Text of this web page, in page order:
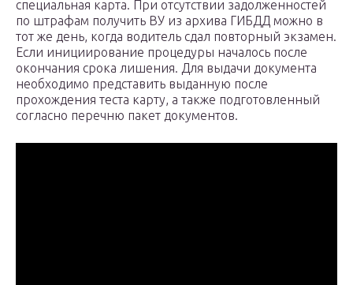
специальная карта. При отсутствии задолженностей
по штрафам получить ВУ из архива ГИБДД можно в
тот же день, когда водитель сдал повторный экзамен.
Если инициирование процедуры началось после
окончания срока лишения. Для выдачи документа
необходимо представить выданную после
прохождения теста карту, а также подготовленный
согласно перечню пакет документов.